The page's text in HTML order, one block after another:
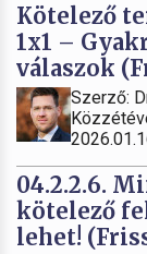
Kötelező
1x1 –
válaszok
Szerző:
04.2.2.6.
kötelező
lehet!